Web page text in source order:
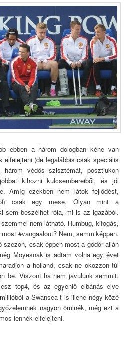
ebben a három dologban kéne van
elfelejteni (de legalábbis csak speciális
három védős szisztémát, posztjukon
kihozni kulcsembereiből, és jól
Amíg ezekben nem látok fejlődést,
csak egy mese. Olyan mint a
sem beszélhet róla, mi is az igazából.
nem látható. Humbug, kifogás,
#vangaalout? Nem, semmiképpen.
szezon, csak éppen most a gödör alján
Moyesnak is adtam volna egy évet
a holland, csak ne okozzon túl
be. Viszont ha nem javulunk semmit,
top4, és az egyenlő elbánás elve
a Swansea-t is illene négy közé
nagyon örülnék, még ezt a
lennék elfelejteni.